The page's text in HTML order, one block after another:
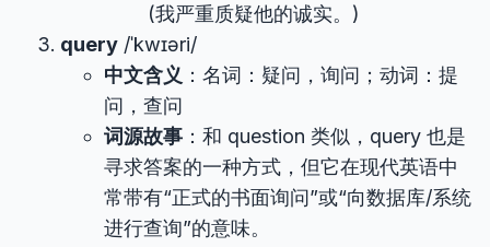
(我严重质疑他的诚实。)
query /ˈkwɪəri/
中文含义 ：名词：疑问，询问；动词：提
问，查问
词源故事 ：和 question 类似，query 也是
寻求答案的一种方式，但它在现代英语中
常带有“正式的书面询问”或“向数据库/系统
进行查询”的意味。